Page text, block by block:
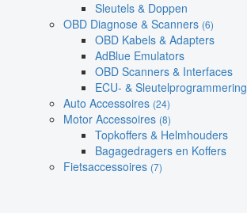
Sleutels & Doppen
OBD Diagnose & Scanners (6)
OBD Kabels & Adapters
AdBlue Emulators
OBD Scanners & Interfaces
ECU- & Sleutelprogrammering
Auto Accessoires (24)
Motor Accessoires (8)
Topkoffers & Helmhouders
Bagagedragers en Koffers
Fietsaccessoires (7)